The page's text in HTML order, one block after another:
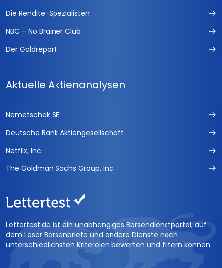
Die Rendite-Spezialisten
NBC – No Brainer Club
Der Goldreport
Aktuelle Aktienanalysen
Nemetschek SE
Deutsche Bank Aktiengesellschaft
Netflix, Inc.
The Goldman Sachs Group, Inc.
Lettertest.de ist ein unabhängiges Börsendienstportal, auf
dem Leser Börsenbriefe und andere Dienste nach
unterschiedlichsten Kritereien bewerten und filtern können.